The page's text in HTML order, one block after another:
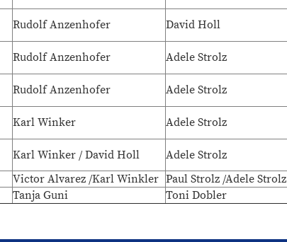
Rudolf Anzenhofer David Holl
Rudolf Anzenhofer Adele Strolz
Rudolf Anzenhofer Adele Strolz
Karl Winker Adele Strolz
Karl Winker / David Holl Adele Strolz
Victor Alvarez /Karl Winkler Paul Strolz /Adele Strolz
Tanja Guni Toni Dobler